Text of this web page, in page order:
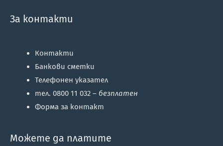
За контакти
Контакти
Банкови сметки
Телефонен указател
тел. 0800 11 032 – безплатен
Форма за контакт
Можете да платите